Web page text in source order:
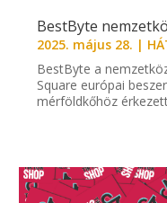
BestByte
2025. május 28. |
BestByte a
Square európai
mérföldkőhöz